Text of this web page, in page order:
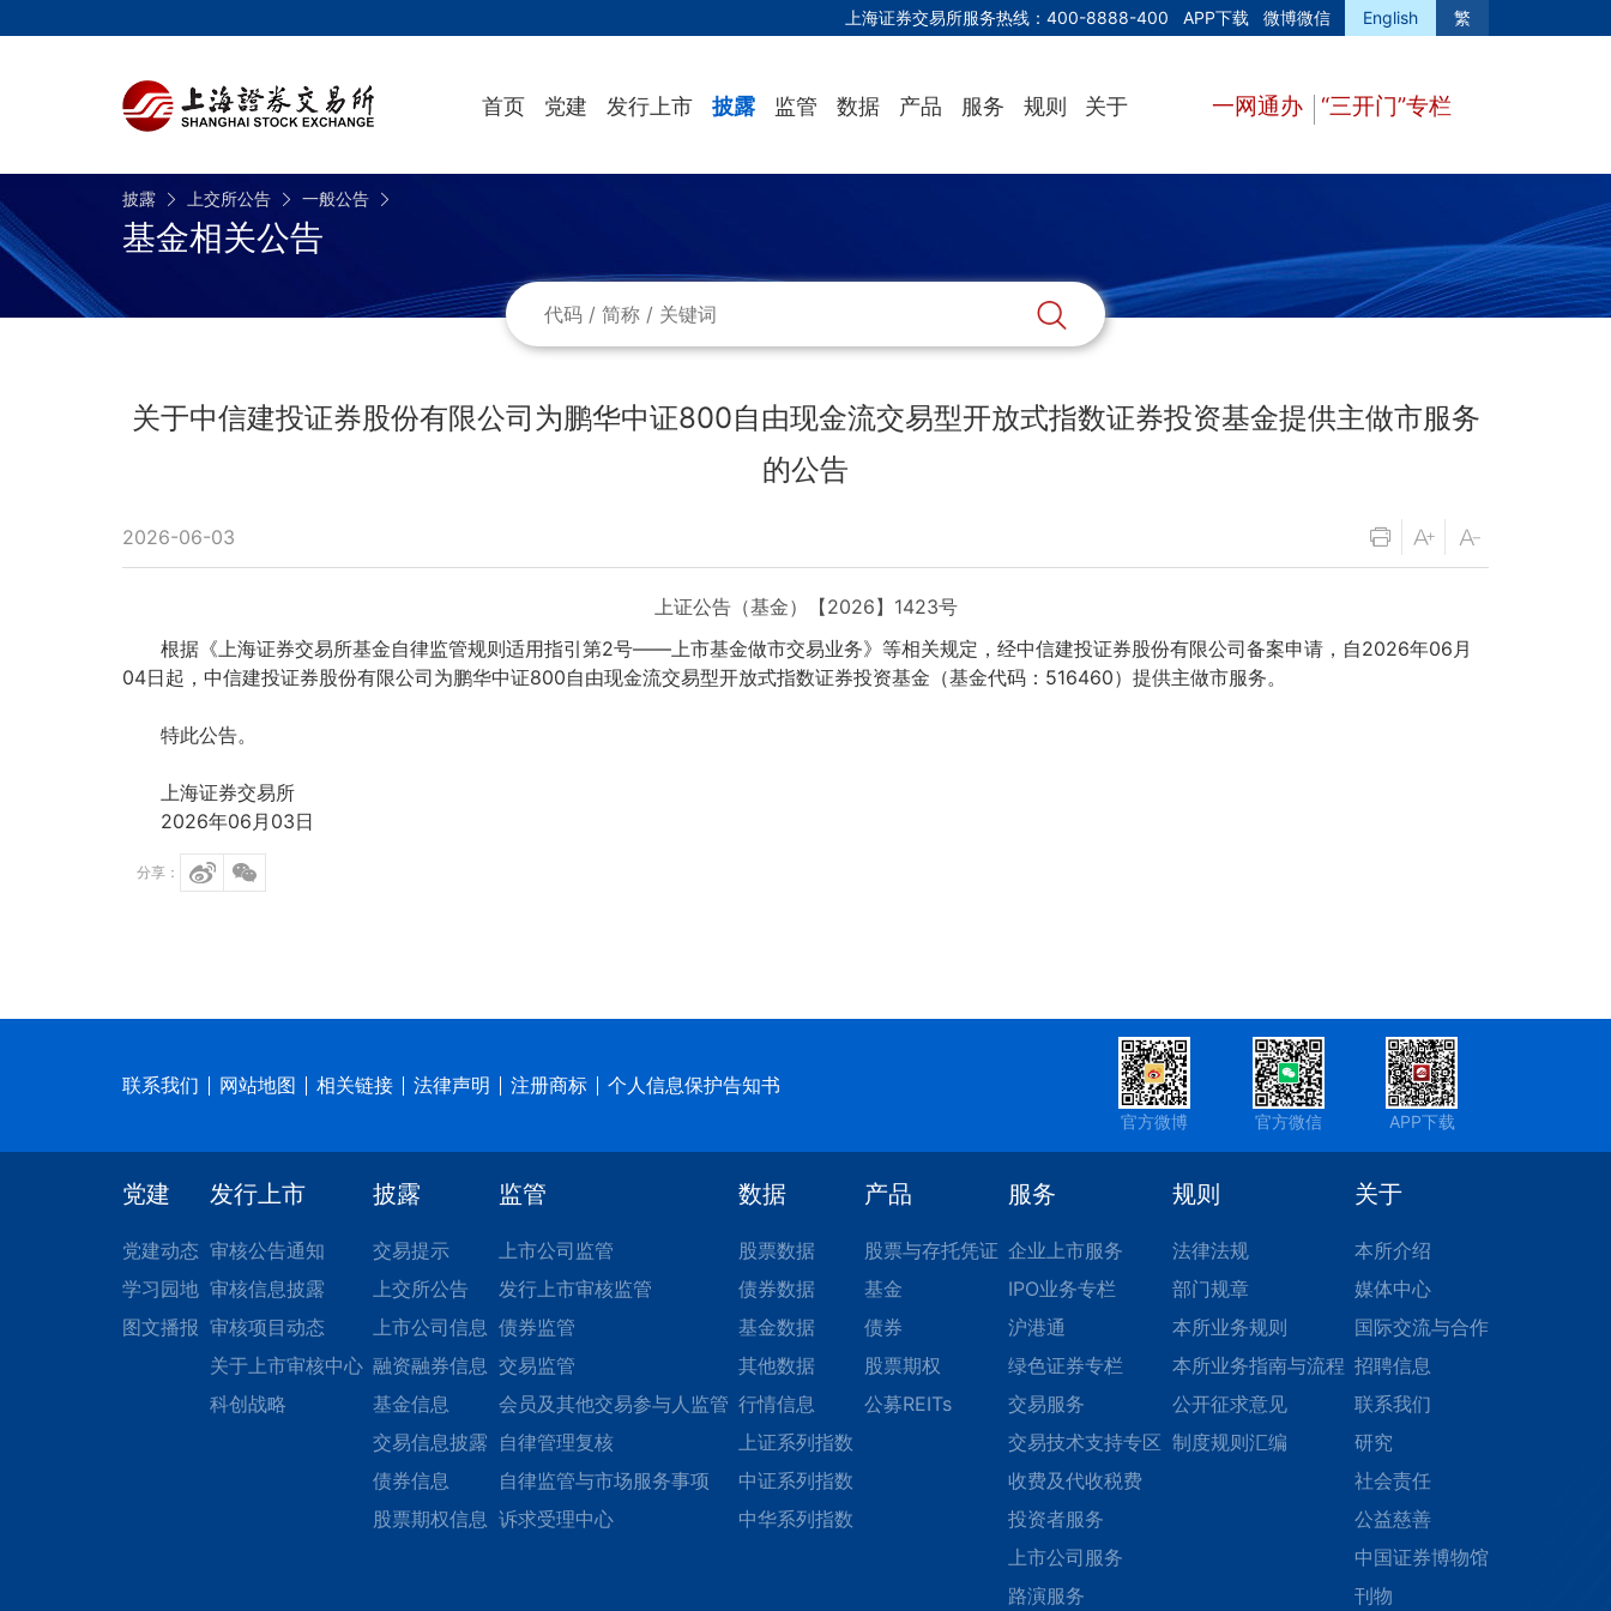
上海证券交易所服务热线： 400-8888-400 APP下载 微博微信 English 繁
首页 党建 发行上市 披露 监管 数据 产品 服务 规则 关于 一网通办 “三开门”专栏
披露 上交所公告 一般公告
基金相关公告
关于中信建投证券股份有限公司为鹏华中证800自由现金流交易型开放式指数证券投资基金提供主做市服务
的公告
2026-06-03
上证公告（基金）【2026】1423号
根据《上海证券交易所基金自律监管规则适用指引第2号——上市基金做市交易业务》等相关规定，经中信建投证券股份有限公司备案申请，自2026年06月
04日起，中信建投证券股份有限公司为鹏华中证800自由现金流交易型开放式指数证券投资基金（基金代码：516460）提供主做市服务。
特此公告。
上海证券交易所
2026年06月03日
分享：
联系我们 网站地图 相关链接 法律声明 注册商标 个人信息保护告知书
官方微博 官方微信 APP下载
党建
党建动态
学习园地
图文播报
发行上市
审核公告通知
审核信息披露
审核项目动态
关于上市审核中心
科创战略
披露
交易提示
上交所公告
上市公司信息
融资融券信息
基金信息
交易信息披露
债券信息
股票期权信息
监管
上市公司监管
发行上市审核监管
债券监管
交易监管
会员及其他交易参与人监管
自律管理复核
自律监管与市场服务事项
诉求受理中心
数据
股票数据
债券数据
基金数据
其他数据
行情信息
上证系列指数
中证系列指数
中华系列指数
产品
股票与存托凭证
基金
债券
股票期权
公募REITs
服务
企业上市服务
IPO业务专栏
沪港通
绿色证券专栏
交易服务
交易技术支持专区
收费及代收税费
投资者服务
上市公司服务
路演服务
规则
法律法规
部门规章
本所业务规则
本所业务指南与流程
公开征求意见
制度规则汇编
关于
本所介绍
媒体中心
国际交流与合作
招聘信息
联系我们
研究
社会责任
公益慈善
中国证券博物馆
刊物